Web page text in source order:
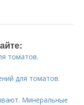
томатов.
для томатов.
Минеральные